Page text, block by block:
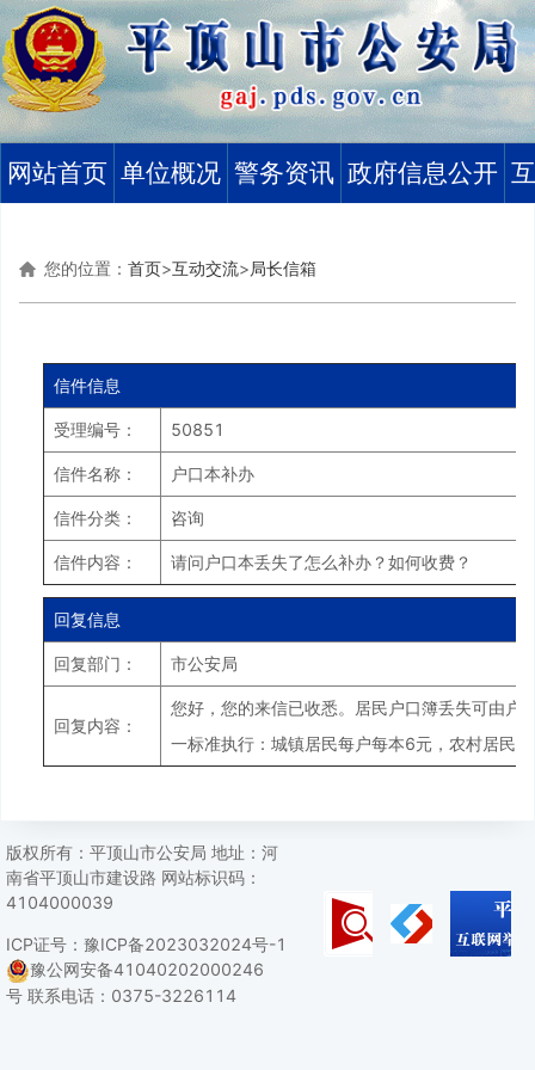
网站首页 单位概况 警务资讯 政府信息公开
您的位置： 首页>互动交流>局长信箱
信件信息
受理编号： 50851
信件名称： 户口本补办
信件分类： 咨询
信件内容： 请问户口本丢失了怎么补办？如何收费？
回复信息
回复部门： 市公安局
回复内容：
您好，您的来信已收悉。居民户口簿丢失可由户
一标准执行：城镇居民每户每本6元，农村居民
版权所有：平顶山市公安局 地址：河
南省平顶山市建设路 网站标识码：
4104000039
ICP证号：豫ICP备2023032024号-1
豫公网安备41040202000246
号 联系电话：0375-3226114